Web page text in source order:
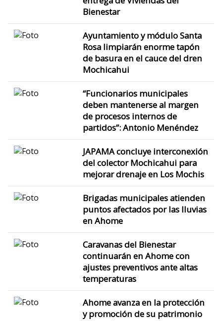
Bienestar
Ayuntamiento y módulo Santa
Rosa limpiarán enorme tapón
de basura en el cauce del dren
Mochicahui
“Funcionarios municipales
deben mantenerse al margen
de procesos internos de
partidos”: Antonio Menéndez
JAPAMA concluye interconexión
del colector Mochicahui para
mejorar drenaje en Los Mochis
Brigadas municipales atienden
puntos afectados por las lluvias
en Ahome
Caravanas del Bienestar
continuarán en Ahome con
ajustes preventivos ante altas
temperaturas
Ahome avanza en la protección
y promoción de su patrimonio